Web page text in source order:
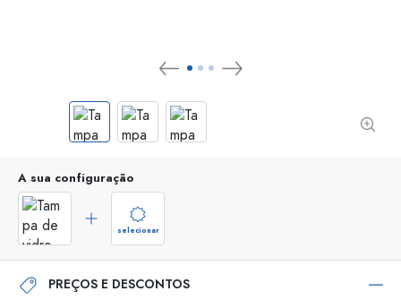
A sua configuração
selecionar
PREÇOS E DESCONTOS